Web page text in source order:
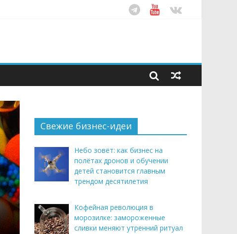
Свежие бизнес-идеи
Небо зовёт: как бизнес на
полётах дронов и обучении
детей становится главным
трендом десятилетия
Кофейная революция в
морозилке: замороженные
сливки меняют утренний ритуал